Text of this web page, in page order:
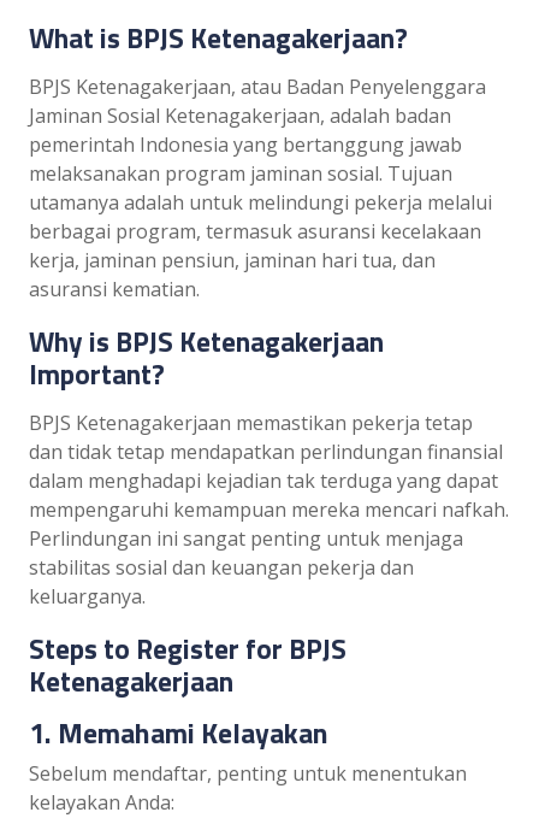
What is BPJS Ketenagakerjaan?
BPJS Ketenagakerjaan, atau Badan Penyelenggara
Jaminan Sosial Ketenagakerjaan, adalah badan
pemerintah Indonesia yang bertanggung jawab
melaksanakan program jaminan sosial. Tujuan
utamanya adalah untuk melindungi pekerja melalui
berbagai program, termasuk asuransi kecelakaan
kerja, jaminan pensiun, jaminan hari tua, dan
asuransi kematian.
Why is BPJS Ketenagakerjaan
Important?
BPJS Ketenagakerjaan memastikan pekerja tetap
dan tidak tetap mendapatkan perlindungan finansial
dalam menghadapi kejadian tak terduga yang dapat
mempengaruhi kemampuan mereka mencari nafkah.
Perlindungan ini sangat penting untuk menjaga
stabilitas sosial dan keuangan pekerja dan
keluarganya.
Steps to Register for BPJS
Ketenagakerjaan
1. Memahami Kelayakan
Sebelum mendaftar, penting untuk menentukan
kelayakan Anda: